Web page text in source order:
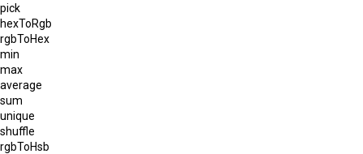
pick
hexToRgb
rgbToHex
min
max
average
sum
unique
shuffle
rgbToHsb